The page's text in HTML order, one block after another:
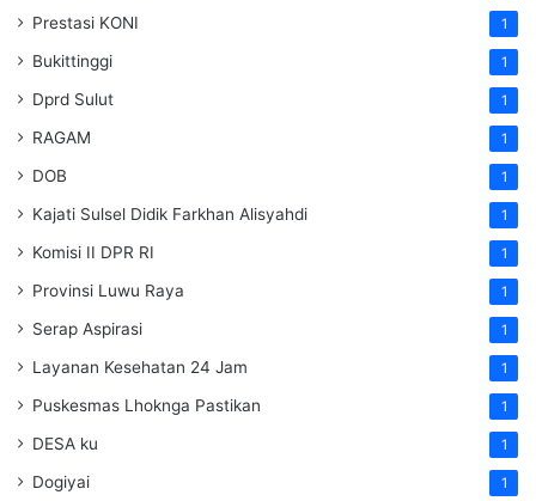
Prestasi KONI 1
Bukittinggi 1
Dprd Sulut 1
RAGAM 1
DOB 1
Kajati Sulsel Didik Farkhan Alisyahdi 1
Komisi II DPR RI 1
Provinsi Luwu Raya 1
Serap Aspirasi 1
Layanan Kesehatan 24 Jam 1
Puskesmas Lhoknga Pastikan 1
DESA ku 1
Dogiyai 1